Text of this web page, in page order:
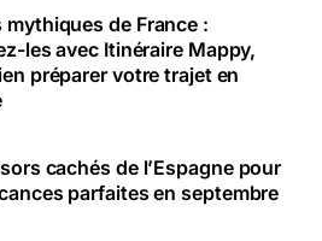
mythiques de France :
les avec Itinéraire Mappy,
préparer votre trajet en
cachés de l’Espagne pour
parfaites en septembre